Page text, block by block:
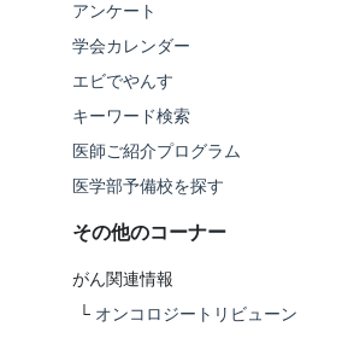
アンケート
学会カレンダー
エビでやんす
キーワード検索
医師ご紹介プログラム
医学部予備校を探す
その他のコーナー
がん関連情報
└ オンコロジートリビューン